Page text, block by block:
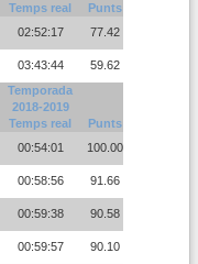
Temps real
Punts
02:52:17 77.42
03:43:44
59.62
Temporada
2018-2019
Temps real
Punts
00:54:01 100.00
00:58:56 91.66
00:59:38 90.58
00:59:57 90.10